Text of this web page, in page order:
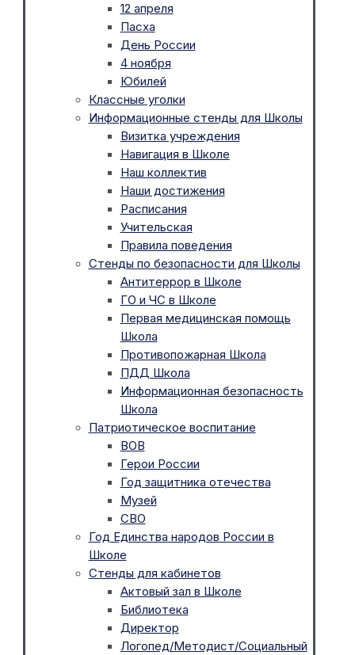
12 апреля
Пасха
День России
4 ноября
Юбилей
Классные уголки
Информационные стенды для Школы
Визитка учреждения
Навигация в Школе
Наш коллектив
Наши достижения
Расписания
Учительская
Правила поведения
Стенды по безопасности для Школы
Антитеррор в Школе
ГО и ЧС в Школе
Первая медицинская помощь
Школа
Противопожарная Школа
ПДД Школа
Информационная безопасность
Школа
Патриотическое воспитание
ВОВ
Герои России
Год защитника отечества
Музей
СВО
Год Единства народов России в
Школе
Стенды для кабинетов
Актовый зал в Школе
Библиотека
Директор
Логопед/Методист/Социальный